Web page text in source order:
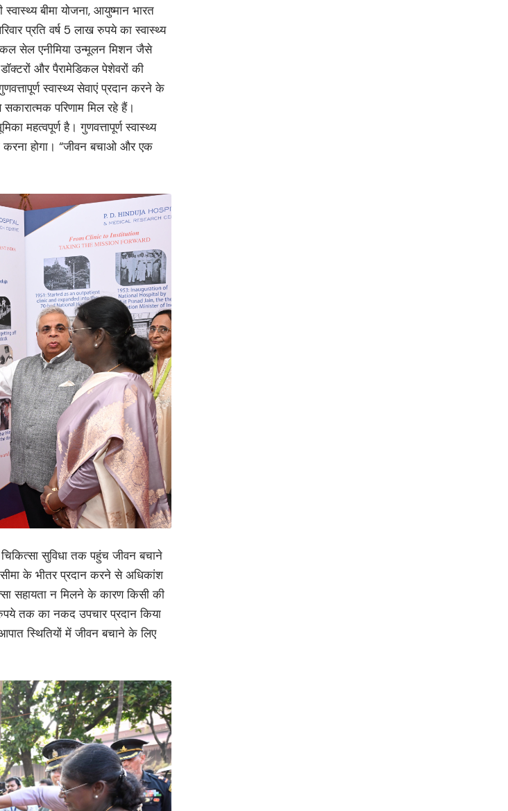
बीमा योजना, आयुष्मान भारत
प्रति वर्ष 5 लाख रुपये का स्वास्थ्य
सेल एनीमिया उन्मूलन मिशन जैसे
डॉक्टरों और पैरामेडिकल पेशेवरों की
स्वास्थ्य सेवाएं प्रदान करने के
परिणाम मिल रहे हैं।
महत्वपूर्ण है। गुणवत्तापूर्ण स्वास्थ्य
होगा। “जीवन बचाओ और एक
सुविधा तक पहुंच जीवन बचाने
के भीतर प्रदान करने से अधिकांश
सहायता न मिलने के कारण किसी की
तक का नकद उपचार प्रदान किया
स्थितियों में जीवन बचाने के लिए